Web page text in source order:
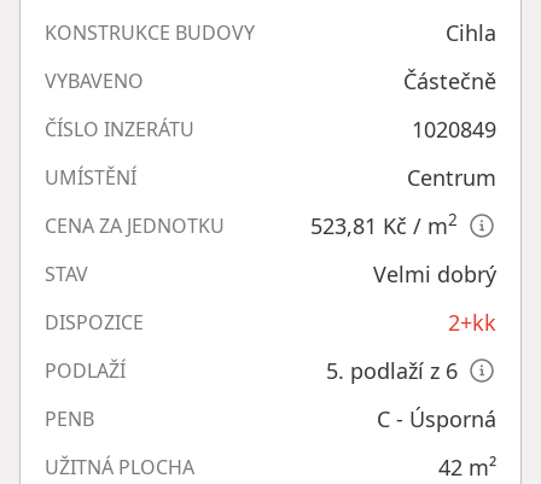
KONSTRUKCE BUDOVY Cihla
VYBAVENO Částečně
ČÍSLO INZERÁTU 1020849
UMÍSTĚNÍ Centrum
CENA ZA JEDNOTKU 523,81 Kč / m2
STAV Velmi dobrý
DISPOZICE 2+kk
PODLAŽÍ 5. podlaží z 6
PENB C - Úsporná
UŽITNÁ PLOCHA 42 m²